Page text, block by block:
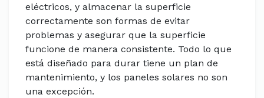
eléctricos, y almacenar la superficie
correctamente son formas de evitar
problemas y asegurar que la superficie
funcione de manera consistente. Todo lo que
está diseñado para durar tiene un plan de
mantenimiento, y los paneles solares no son
una excepción.